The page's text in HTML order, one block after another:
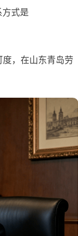
式是
，在山东青岛劳